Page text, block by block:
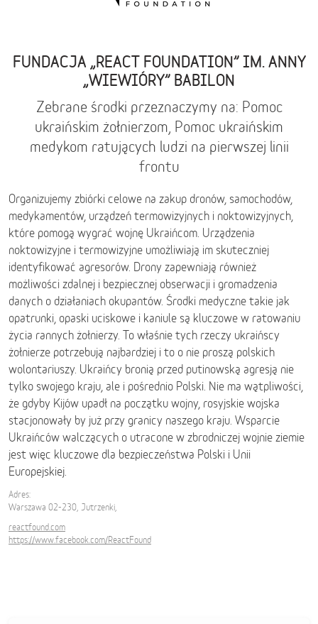
FUNDACJA „REACT FOUNDATION” IM. ANNY
„WIEWIÓRY” BABILON
Zebrane środki przeznaczymy na: Pomoc
ukraińskim żołnierzom, Pomoc ukraińskim
medykom ratujących ludzi na pierwszej linii
frontu
Organizujemy zbiórki celowe na zakup dronów, samochodów,
medykamentów, urządzeń termowizyjnych i noktowizyjnych,
które pomogą wygrać wojnę Ukraińcom. Urządzenia
noktowizyjne i termowizyjne umożliwiają im skuteczniej
identyfikować agresorów. Drony zapewniają również
możliwości zdalnej i bezpiecznej obserwacji i gromadzenia
danych o działaniach okupantów. Środki medyczne takie jak
opatrunki, opaski uciskowe i kaniule są kluczowe w ratowaniu
życia rannych żołnierzy. To właśnie tych rzeczy ukraińscy
żołnierze potrzebują najbardziej i to o nie proszą polskich
wolontariuszy. Ukraińcy bronią przed putinowską agresją nie
tylko swojego kraju, ale i pośrednio Polski. Nie ma wątpliwości,
że gdyby Kijów upadł na początku wojny, rosyjskie wojska
stacjonowały by już przy granicy naszego kraju. Wsparcie
Ukraińców walczących o utracone w zbrodniczej wojnie ziemie
jest więc kluczowe dla bezpieczeństwa Polski i Unii
Europejskiej.
Adres:
Warszawa 02-230, Jutrzenki,
reactfound.com
https://www.facebook.com/ReactFound